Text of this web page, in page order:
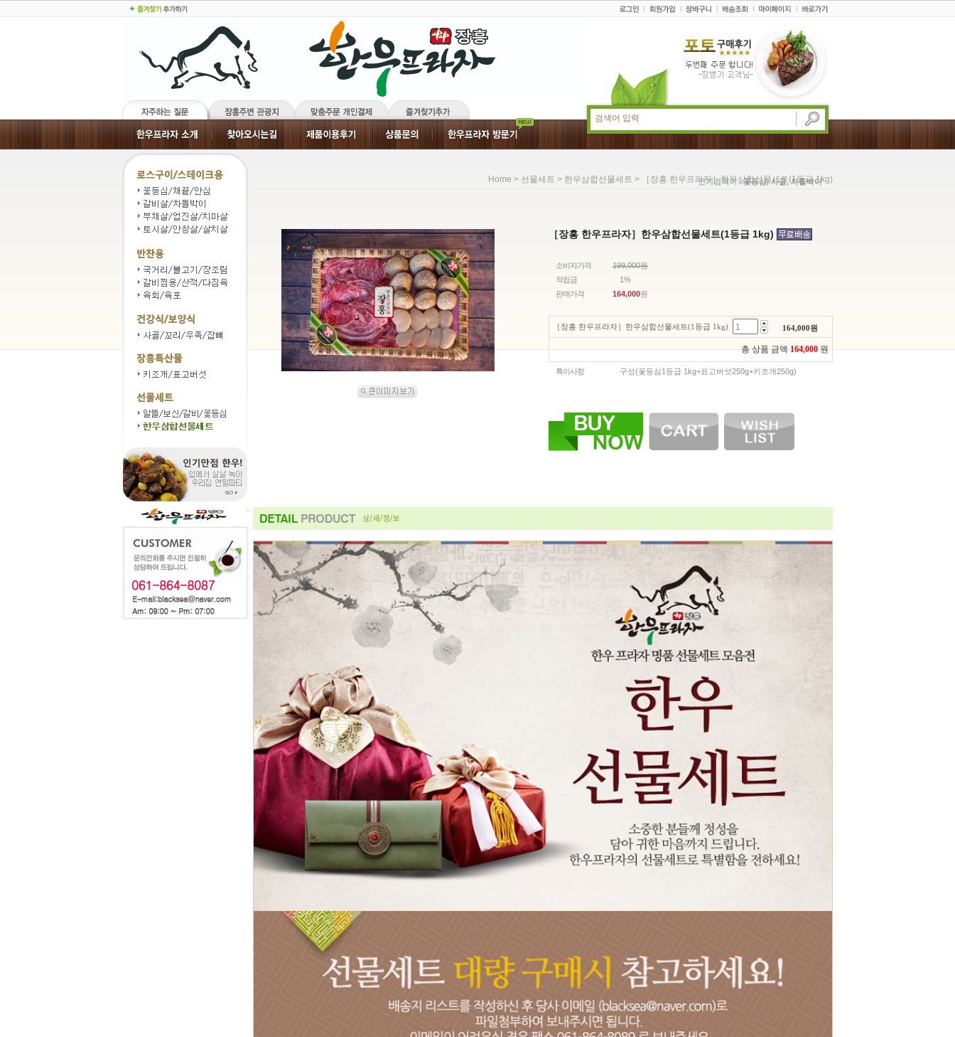
인기검색어: 꽃등심, 사골, 차돌박이
Home > 선물세트 > 한우삼합선물세트 > ［장흥 한우프라자］한우삼합선물세트(1등급 1kg)
［장흥 한우프라자］한우삼합선물세트(1등급 1kg)
소비자가격
199,000원
적립금
1%
판매가격
164,000원
［장흥 한우프라자］한우삼합선물세트(1등급 1kg) 164,000원
총 상품 금액 164,000 원
특이사항 구성(꽃등심1등급 1kg+표고버섯250g+키조개250g)